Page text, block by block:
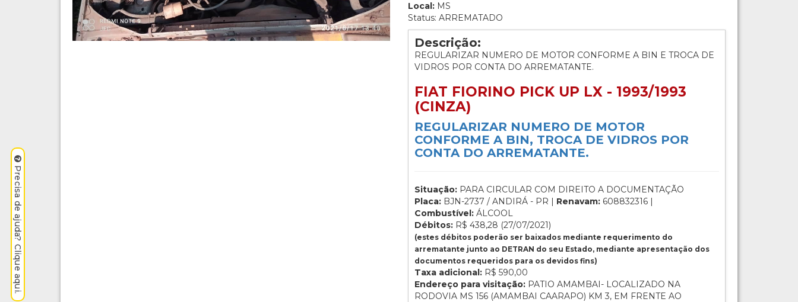
Local: MS
Status: ARREMATADO
Descrição:
REGULARIZAR NUMERO DE MOTOR CONFORME A BIN E TROCA DE
VIDROS POR CONTA DO ARREMATANTE.
FIAT FIORINO PICK UP LX - 1993/1993
(CINZA)
REGULARIZAR NUMERO DE MOTOR
CONFORME A BIN, TROCA DE VIDROS POR
CONTA DO ARREMATANTE.
Situação: PARA CIRCULAR COM DIREITO A DOCUMENTAÇÃO
Placa: BJN-2737 / ANDIRÁ - PR | Renavam: 608832316 |
Combustível: ÁLCOOL
Débitos: R$ 438,28 (27/07/2021)
(estes débitos poderão ser baixados mediante requerimento do
arrematante junto ao DETRAN do seu Estado, mediante apresentação dos
documentos requeridos para os devidos fins)
Taxa adicional: R$ 590,00
Endereço para visitação: PATIO AMAMBAI- LOCALIZADO NA
RODOVIA MS 156 (AMAMBAI CAARAPO) KM 3, EM FRENTE AO
Precisa de ajuda? Clique aqui.